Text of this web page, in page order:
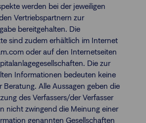
werden bei der jeweiligen
Vertriebspartnern zur
bereitgehalten. Die
sind zudem erhältlich im Internet
oder auf den Internetseiten
Die zur
Informationen bedeuten keine
Beratung. Alle Aussagen geben die
des Verfassers/der Verfasser
nicht zwingend die Meinung einer
genannten Gesellschaften